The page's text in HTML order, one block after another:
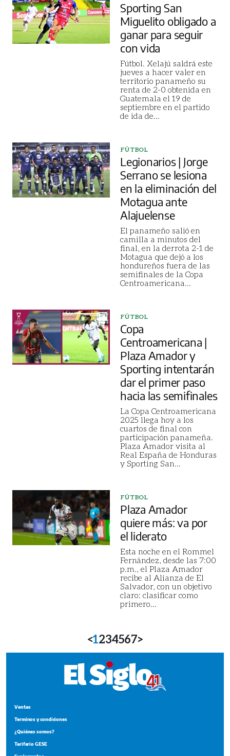
Sporting San
Miguelito obligado a
ganar para seguir
con vida
Fútbol. Xelajú saldrá este
jueves a hacer valer en
territorio panameño su
renta de 2-0 obtenida en
Guatemala el 19 de
septiembre en el partido
de ida de...
FÚTBOL
Legionarios | Jorge
Serrano se lesiona
en la eliminación del
Motagua ante
Alajuelense
El panameño salió en
camilla a minutos del
final, en la derrota 2-1 de
Motagua que dejó a los
hondureños fuera de las
semifinales de la Copa
Centroamericana...
FÚTBOL
Copa
Centroamericana |
Plaza Amador y
Sporting intentarán
dar el primer paso
hacia las semifinales
La Copa Centroamericana
2025 llega hoy a los
cuartos de final con
participación panameña.
Plaza Amador visita al
Real España de Honduras
y Sporting San...
FÚTBOL
Plaza Amador
quiere más: va por
el liderato
Esta noche en el Rommel
Fernández, desde las 7:00
p.m., el Plaza Amador
recibe al Alianza de El
Salvador, con un objetivo
claro: clasificar como
primero...
<1234567>
Ventas
Terminos y condiciones
¿Quiénes somos?
Tarifario GESE